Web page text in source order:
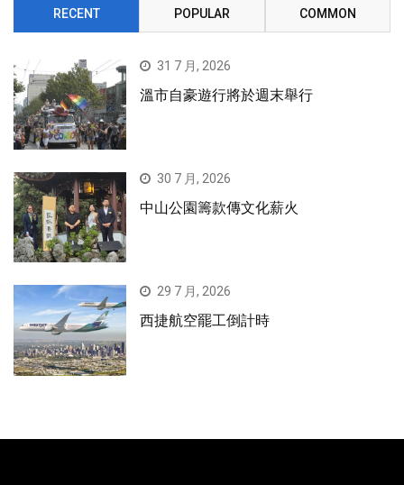
RECENT POPULAR COMMON
31 7 月, 2026
溫市自豪遊行將於週末舉行
30 7 月, 2026
中山公園籌款傳文化薪火
29 7 月, 2026
西捷航空罷工倒計時